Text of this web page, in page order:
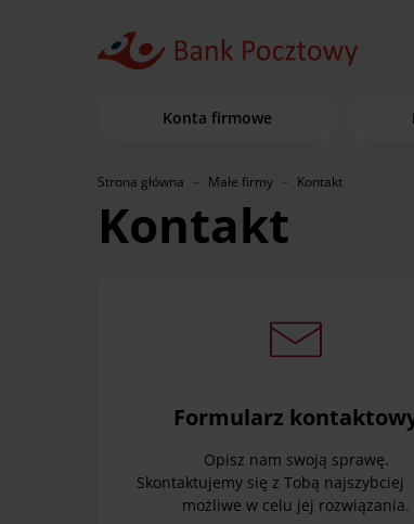
Konta firmowe
Strona główna Małe firmy Kontakt
Kontakt
Formularz
Opisz nam swoją sprawę.
Skontaktujemy się z Tobą
możliwe w celu jej rozwiązania.